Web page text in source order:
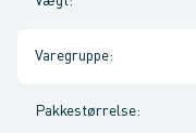
Varegruppe:
Pakkestørrelse: